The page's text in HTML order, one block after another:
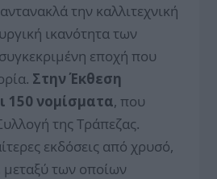
την καλλιτεχνική
ικανότητα των
εποχή που
Στην Έκθεση
150 νομίσματα, που
της Τράπεζας.
εκδόσεις από χρυσό,
μεταξύ των οποίων